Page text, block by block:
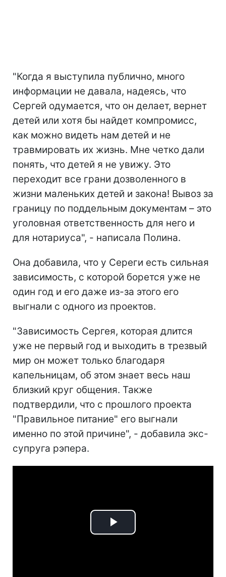
"Когда я выступила публично, много
информации не давала, надеясь, что
Сергей одумается, что он делает, вернет
детей или хотя бы найдет компромисс,
как можно видеть нам детей и не
травмировать их жизнь. Мне четко дали
понять, что детей я не увижу. Это
переходит все грани дозволенного в
жизни маленьких детей и закона! Вывоз за
границу по поддельным документам – это
уголовная ответственность для него и
для нотариуса", - написала Полина.
Она добавила, что у Сереги есть сильная
зависимость, с которой борется уже не
один год и его даже из-за этого его
выгнали с одного из проектов.
"Зависимость Сергея, которая длится
уже не первый год и выходить в трезвый
мир он может только благодаря
капельницам, об этом знает весь наш
близкий круг общения. Также
подтвердили, что с прошлого проекта
"Правильное питание" его выгнали
именно по этой причине", - добавила экс-
супруга рэпера.
Play